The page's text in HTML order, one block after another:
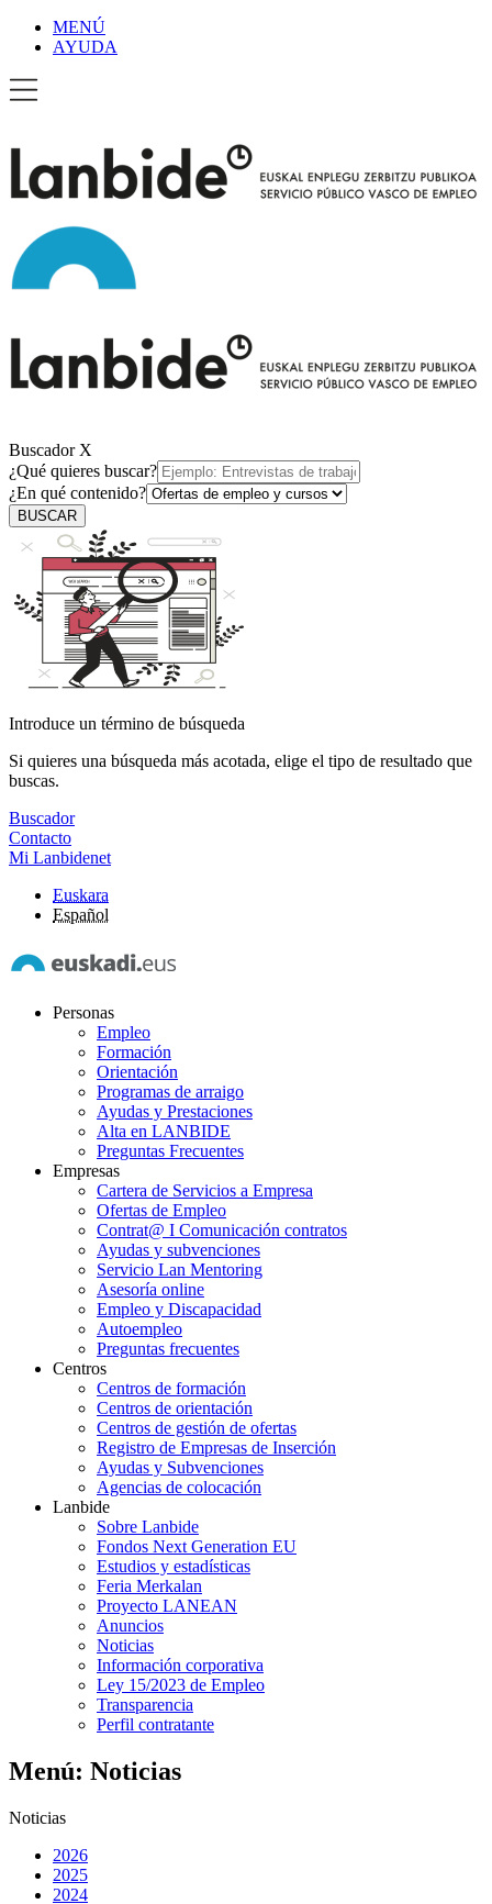
MENÚ
AYUDA
Buscador X
¿Qué quieres buscar?
¿En qué contenido?
BUSCAR
Introduce un término de búsqueda
Si quieres una búsqueda más acotada, elige el tipo de resultado que
buscas.
Buscador
Contacto
Mi Lanbidenet
Euskara
Español
Personas
Empleo
Formación
Orientación
Programas de arraigo
Ayudas y Prestaciones
Alta en LANBIDE
Preguntas Frecuentes
Empresas
Cartera de Servicios a Empresa
Ofertas de Empleo
Contrat@ I Comunicación contratos
Ayudas y subvenciones
Servicio Lan Mentoring
Asesoría online
Empleo y Discapacidad
Autoempleo
Preguntas frecuentes
Centros
Centros de formación
Centros de orientación
Centros de gestión de ofertas
Registro de Empresas de Inserción
Ayudas y Subvenciones
Agencias de colocación
Lanbide
Sobre Lanbide
Fondos Next Generation EU
Estudios y estadísticas
Feria Merkalan
Proyecto LANEAN
Anuncios
Noticias
Información corporativa
Ley 15/2023 de Empleo
Transparencia
Perfil contratante
Menú: Noticias
Noticias
2026
2025
2024